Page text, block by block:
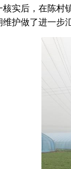
核实后，在陈村
维护做了进一步